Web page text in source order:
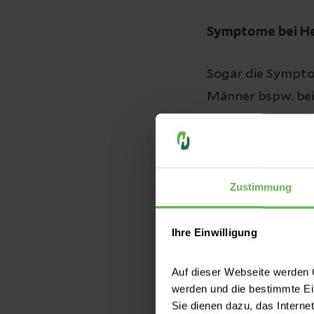
Zustimmung
Ihre Einwilligung
Auf dieser Webseite
werden und die bestimmte
Sie dienen dazu, das
Symptome bei
Sogar die
Männer bspw.
unbedingt
herzuntypischen
unspezifische
sowie
ein drohender